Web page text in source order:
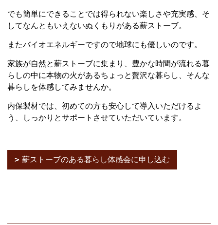
でも簡単にできることでは得られない楽しさや充実感、そ
してなんともいえないぬくもりがある薪ストーブ。
またバイオエネルギーですので地球にも優しいのです。
家族が自然と薪ストーブに集まり、豊かな時間が流れる暮
らしの中に本物の火があるちょっと贅沢な暮らし、そんな
暮らしを体感してみませんか。
内保製材では、初めての方も安心して導入いただけるよ
う、しっかりとサポートさせていただいています。
薪ストーブのある暮らし体感会に申し込む